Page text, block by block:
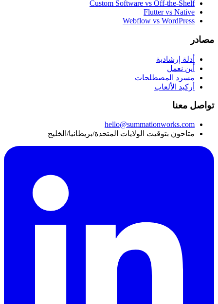
Custom Software vs Off-the-Shelf
Flutter vs Native
Webflow vs WordPress
مصادر
أدلة إرشادية
أين نعمل
مسرد المصطلحات
أركيد الألعاب
تواصل معنا
hello@summationworks.com
متاحون بتوقيت الولايات المتحدة/بريطانيا/الخليج